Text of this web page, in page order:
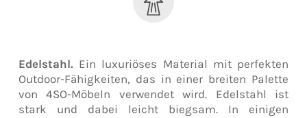
Edelstahl. Ein luxuriöses Material mit perfekten
Outdoor-Fähigkeiten, das in einer breiten Palette
von 4SO-Möbeln verwendet wird. Edelstahl ist
stark und dabei leicht biegsam. In einigen